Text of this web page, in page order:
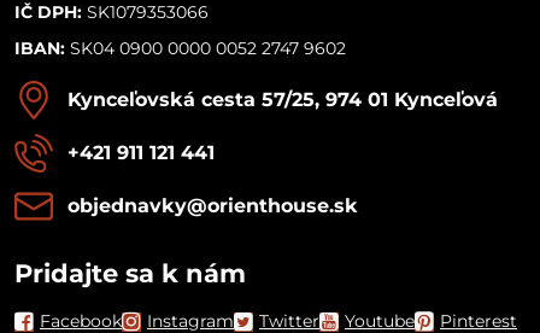
IČ DPH: SK1079353066
IBAN: SK04 0900 0000 0052 2747 9602
Kynceľovská cesta 57/25, 974 01 Kynceľová
+421 911 121 441
objednavky​@orienthouse​.sk
Pridajte sa k nám
Facebook Instagram Twitter Youtube Pinterest